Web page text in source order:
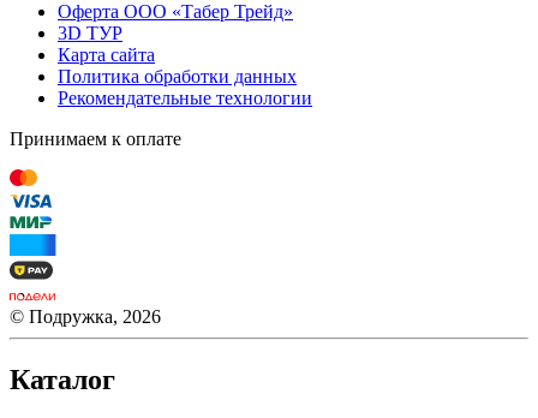
Оферта ООО «Табер Трейд»
3D ТУР
Карта сайта
Политика обработки данных
Рекомендательные технологии
Принимаем к оплате
© Подружка, 2026
Каталог